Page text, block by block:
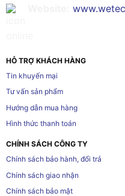
HỖ TRỢ KHÁCH HÀNG
Tin khuyến mại
Tư vấn sản phẩm
Hướng dẫn mua hàng
Hình thức thanh toán
CHÍNH SÁCH CÔNG TY
Chính sách bảo hành, đổi trả
Chính sách giao nhận
Chính sách bảo mật